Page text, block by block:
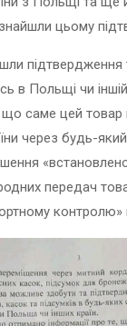
цьому
в Польщі чи
що саме цей
через будь-
передач
контролю»